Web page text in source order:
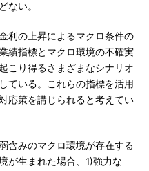
ない。
利の上昇によるマクロ条件の
績指標とマクロ環境の不確実
こり得るさまざまなシナリオ
ている。これらの指標を活用
応策を講じられると考えてい
含みのマクロ環境が存在する
が生まれた場合、1)強力な